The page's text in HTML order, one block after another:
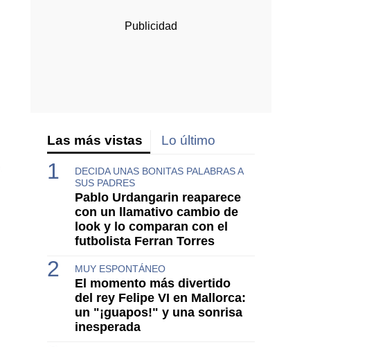
Las más vistas Lo último
DECIDA UNAS BONITAS PALABRAS A
SUS PADRES
Pablo Urdangarin reaparece
con un llamativo cambio de
look y lo comparan con el
futbolista Ferran Torres
MUY ESPONTÁNEO
El momento más divertido
del rey Felipe VI en Mallorca:
un "¡guapos!" y una sonrisa
inesperada